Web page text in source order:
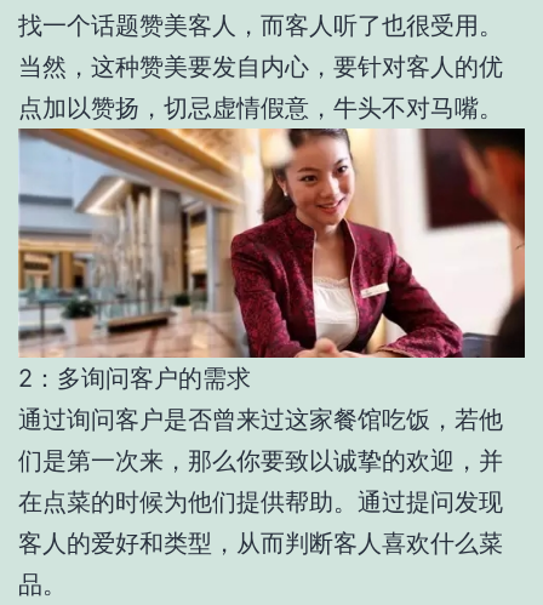
找一个话题赞美客人，而客人听了也很受用。
当然，这种赞美要发自内心，要针对客人的优
点加以赞扬，切忌虚情假意，牛头不对马嘴。
2：多询问客户的需求
通过询问客户是否曾来过这家餐馆吃饭，若他
们是第一次来，那么你要致以诚挚的欢迎，并
在点菜的时候为他们提供帮助。通过提问发现
客人的爱好和类型，从而判断客人喜欢什么菜
品。